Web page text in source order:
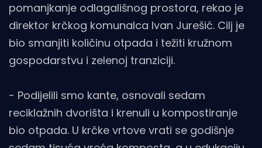
pomanjkanje odlagališnog prostora, rekao je
direktor krčkog komunalca Ivan Jurešić. Cilj je
bio smanjiti količinu otpada i težiti kružnom
gospodarstvu i zelenoj tranziciji.
- Podijelili smo kante, osnovali sedam
reciklažnih dvorišta i krenuli u kompostiranje
bio otpada. U krčke vrtove vrati se godišnje